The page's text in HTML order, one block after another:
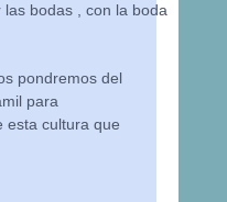
bodas , con la boda
pondremos del
para
esta cultura que